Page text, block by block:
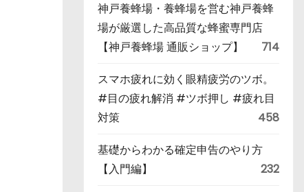
神戸養蜂場・養蜂場を営む神戸養蜂
場が厳選した高品質な蜂蜜専門店
【神戸養蜂場 通販ショップ】
714
スマホ疲れに効く眼精疲労のツボ。
#目の疲れ解消 #ツボ押し #疲れ目
対策
458
基礎からわかる確定申告のやり方
【入門編】
232